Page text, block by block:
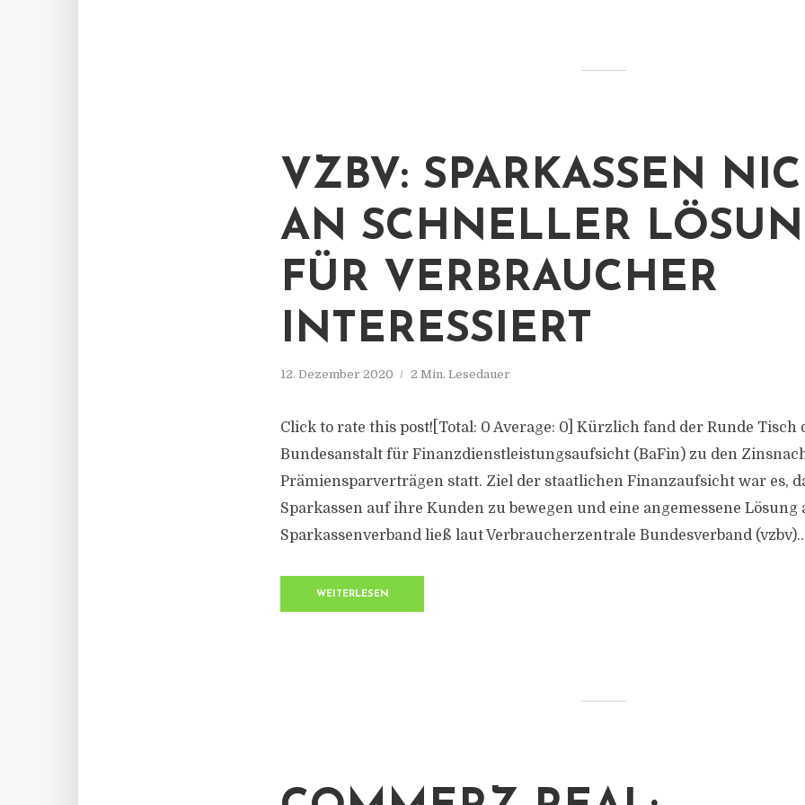
VZBV: SPARKASSEN
AN SCHNELLER
FÜR VERBRAUCHER
INTERESSIERT
12. Dezember 2020 2 Min. Lesedauer
Click to rate this post![Total: 0 Average: 0] Kürzlich fand der Runde Tisch
Bundesanstalt für Finanzdienstleistungsaufsicht (BaFin) zu den
Prämiensparverträgen statt. Ziel der staatlichen Finanzaufsicht war es,
Sparkassen auf ihre Kunden zu bewegen und eine angemessene Lösung
Sparkassenverband ließ laut Verbraucherzentrale Bundesverband
WEITERLESEN